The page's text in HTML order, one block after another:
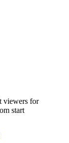
viewers for
start